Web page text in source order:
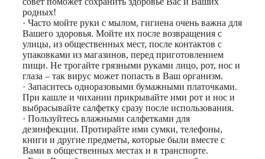
родных!
· Часто мойте руки с мылом, гигиена очень важна для
Вашего здоровья. Мойте их после возвращения с
улицы, из общественных мест, после контактов с
упаковками из магазинов, перед приготовлением
пищи. Не трогайте грязными руками лицо, рот, нос и
глаза – так вирус может попасть в Ваш организм.
· Запаситесь одноразовыми бумажными платочками.
При кашле и чихании прикрывайте ими рот и нос и
выбрасывайте салфетку сразу после использования.
· Пользуйтесь влажными салфетками для
дезинфекции. Протирайте ими сумки, телефоны,
книги и другие предметы, которые были вместе с
Вами в общественных местах и в транспорте.